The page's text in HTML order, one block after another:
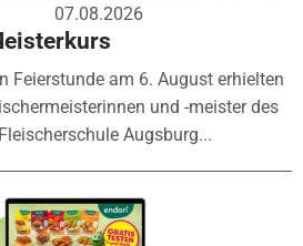
07.08.2026
Feierstunde am 6. August erhielten
und -meister des
Augsburg...